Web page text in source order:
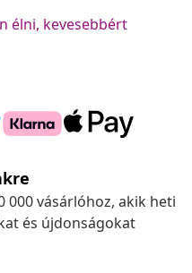
élni, kevesebbért
000 vásárlóhoz, akik heti
és újdonságokat